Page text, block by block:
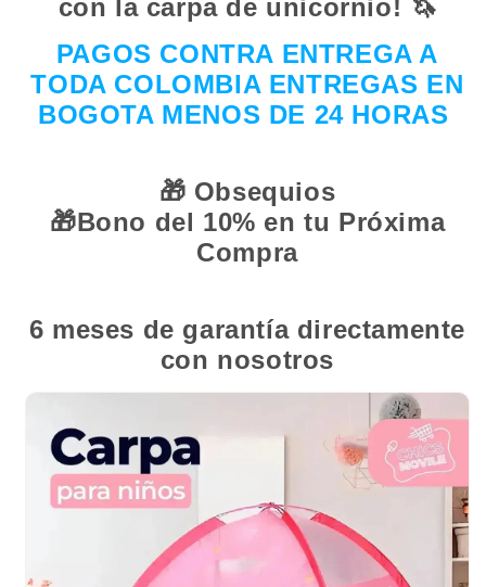
con la carpa de unicornio! 🦄
PAGOS CONTRA ENTREGA A
TODA COLOMBIA ENTREGAS EN
BOGOTA MENOS DE 24 HORAS
🎁 Obsequios
🎁Bono del 10% en tu Próxima
Compra
6 meses de garantía directamente
con nosotros